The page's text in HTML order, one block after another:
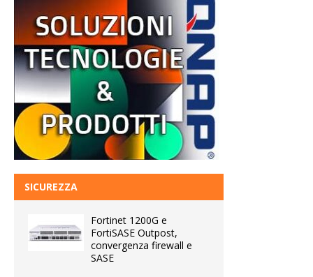
SICUREZZA
Fortinet 1200G e
FortiSASE Outpost,
convergenza firewall e
SASE